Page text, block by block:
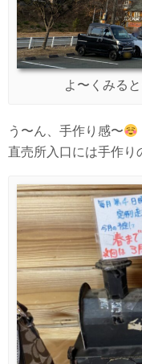
よ〜くみる
う〜ん、手作り感〜
直売所入口には手作り